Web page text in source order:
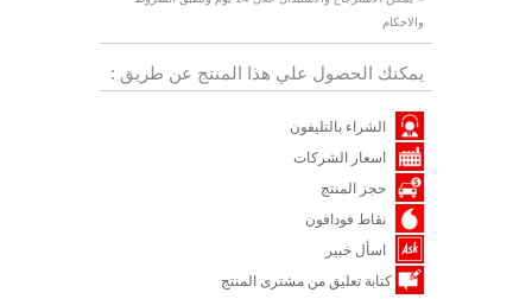
والاحكام
يمكنك الحصول علي هذا المنتج عن طريق :
الشراء بالتليفون
اسعار الشركات
حجز المنتج
نقاط فودافون
اسأل خبير
كتابة تعليق من مشترى المنتج